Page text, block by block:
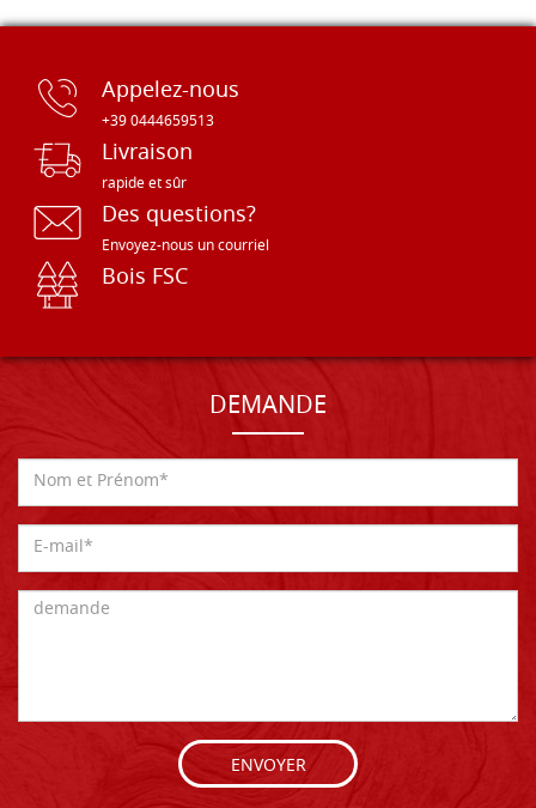
Appelez-nous
+39 0444659513
Livraison
rapide et sûr
Des questions?
Envoyez-nous un courriel
Bois FSC
DEMANDE
ENVOYER